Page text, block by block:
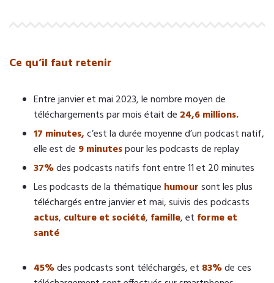
Ce qu’il faut retenir
Entre janvier et mai 2023, le nombre moyen de
téléchargements par mois était de 24,6 millions.
17 minutes,c’est la durée moyenne d’un podcast natif,
elle est de 9 minutespour les podcasts de replay
37%des podcasts natifs font entre 11 et 20 minutes
Les podcasts de la thématique humoursont les plus
téléchargés entre janvier et mai, suivis des podcasts
actus, culture et société, famille, et forme et
santé
45%des podcasts sont téléchargés, et 83%de ces